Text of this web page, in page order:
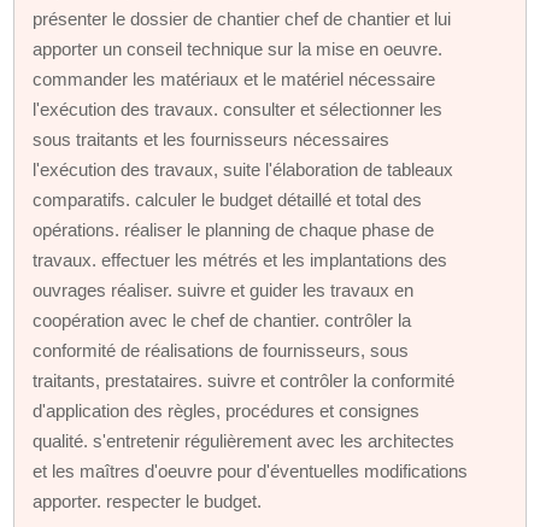
présenter le dossier de chantier chef de chantier et lui
apporter un conseil technique sur la mise en oeuvre.
commander les matériaux et le matériel nécessaire
l'exécution des travaux. consulter et sélectionner les
sous traitants et les fournisseurs nécessaires
l'exécution des travaux, suite l'élaboration de tableaux
comparatifs. calculer le budget détaillé et total des
opérations. réaliser le planning de chaque phase de
travaux. effectuer les métrés et les implantations des
ouvrages réaliser. suivre et guider les travaux en
coopération avec le chef de chantier. contrôler la
conformité de réalisations de fournisseurs, sous
traitants, prestataires. suivre et contrôler la conformité
d'application des règles, procédures et consignes
qualité. s'entretenir régulièrement avec les architectes
et les maîtres d'oeuvre pour d'éventuelles modifications
apporter. respecter le budget.